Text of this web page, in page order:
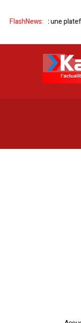
FlashNews:
est une plateforme